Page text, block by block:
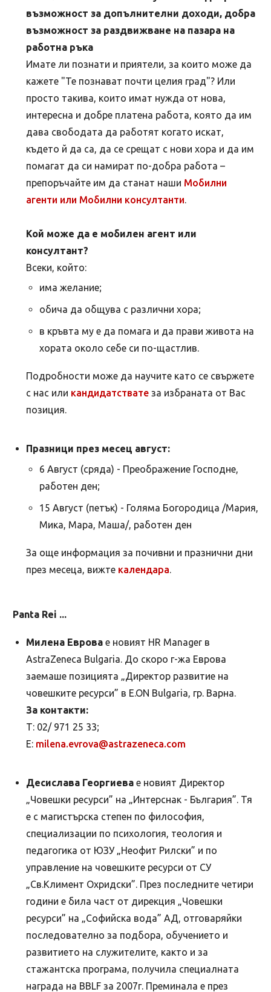
възможност за допълнителни доходи, добра
възможност за раздвижване на пазара на
работна ръка
Имате ли познати и приятели, за които може да
кажете "Те познават почти целия град"? Или
просто такива, които имат нужда от нова,
интересна и добре платена работа, която да им
дава свободата да работят когато искат,
където й да са, да се срещат с нови хора и да им
помагат да си намират по-добра работа –
препоръчайте им да станат наши Мобилни
агенти или Мобилни консултанти
Кой може да е мобилен агент или
консултант?
Всеки, който:
има желание;
обича да общува с различни хора;
в кръвта му е да помага и да прави живота на
хората около себе си по-щастлив.
Подробности може да научите като се свържете
с нас или кандидатствате за избраната от Вас
позиция.
Празници през месец август:
6 Август (сряда) - Преображение Господне,
работен ден;
15 Август (петък) - Голяма Богородица /Мария,
Мика, Мара, Маша/, работен ден
За още информация за почивни и празнични дни
през месеца, вижте календара.
Panta Rei ...
Милена Еврова е новият HR Manager в
AstraZeneca Bulgaria. До скоро г-жа Еврова
заемаше позицията „Директор развитие на
човешките ресурси” в E.ON Bulgaria, гр. Варна.
За контакти:
Т: 02/ 971 25 33;
Е: milena.evrova@astrazeneca.com
Десислава Георгиева е новият Директор
„Човешки ресурси” на „Интерснак - България”. Тя
е с магистърска степен по философия,
специализации по психология, теология и
педагогика от ЮЗУ „Неофит Рилски” и по
управление на човешките ресурси от СУ
„Св.Климент Охридски”. През последните четири
години е била част от дирекция „Човешки
ресурси” на „Софийска вода” АД, отговаряйки
последователно за подбора, обучението и
развитието на служителите, както и за
стажантска програма, получила специалнатa
награда на BBLF за 2007г. Преминала е през